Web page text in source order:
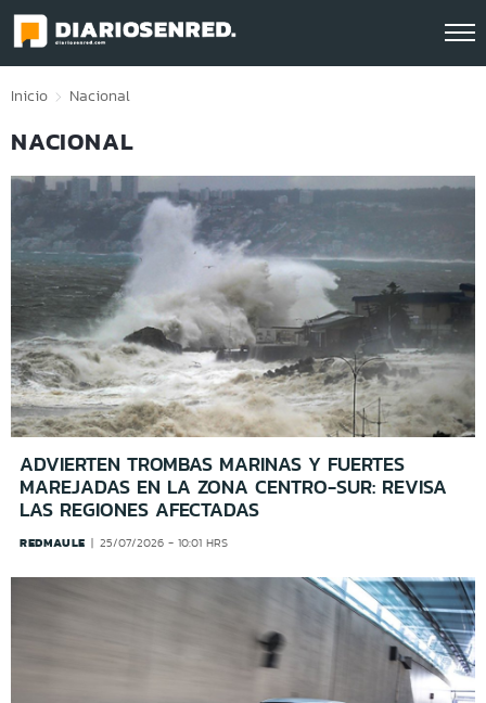
Click acá para ir directamente al contenido
Inicio Nacional
NACIONAL
ADVIERTEN TROMBAS MARINAS Y FUERTES
MAREJADAS EN LA ZONA CENTRO-SUR: REVISA
LAS REGIONES AFECTADAS
REDMAULE 25/07/2026 - 10:01 HRS